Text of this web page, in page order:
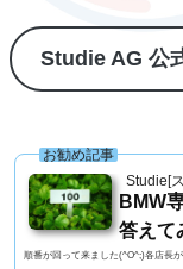
Studie AG 公
Studie[
お勧め記事
BMW
答えて
順番が回って来ました(^O^;)各店長